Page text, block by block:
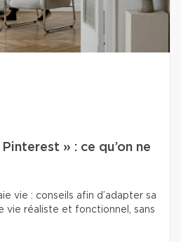
» : ce qu’on ne
vie : conseils afin d’adapter sa
vie réaliste et fonctionnel, sans